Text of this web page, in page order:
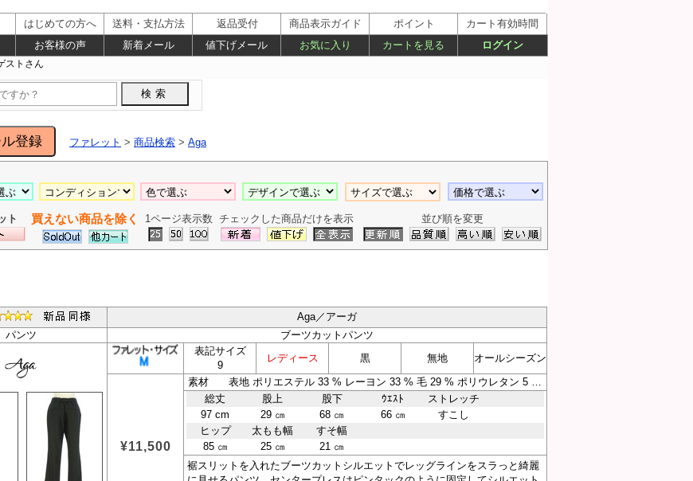
ファレット > 商品検索 > Aga
ト 買えない商品を除く 1ページ表示数 チェックした商品だけを表示 並び順を変更
Aga／アーガ
パンツ
ブーツカットパンツ
表記サイズ
9
レディース 黒 無地 オールシーズン
¥11,500
素材 表地 ポリエステル 33 % レーヨン 33 % 毛 29 % ポリウレタン 5 % ポケット部分 ポリエステル 100 %
総丈
股上 股下 ｳｴｽﾄ
ストレッチ
97 cm
29 ㎝ 68 ㎝ 66 ㎝
すこし
ヒップ
太もも幅
すそ幅
85 ㎝
25 ㎝
21 ㎝
裾スリットを入れたブーツカットシルエットでレッグラインをスラっと綺麗
はじめての方へ 送料・支払方法 返品受付 商品表示ガイド ポイント
カート有効時間
お客様の声 新着メール 値下げメール お気に入り カートを見る ログイン